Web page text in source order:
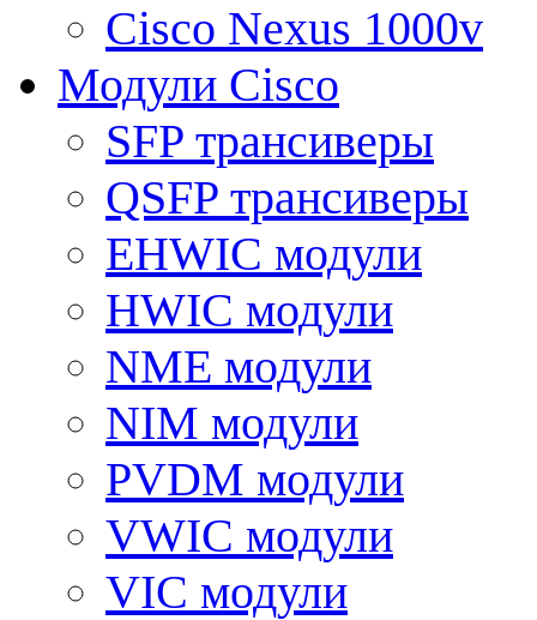
Cisco Nexus 1000v
Модули Cisco
SFP трансиверы
QSFP трансиверы
EHWIC модули
HWIC модули
NME модули
NIM модули
PVDM модули
VWIC модули
VIC модули